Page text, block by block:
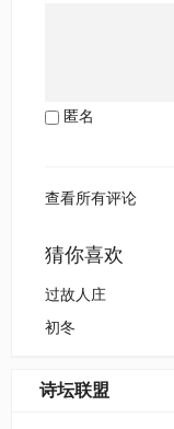
匿名
查看所有评论
猜你喜欢
过故人庄
初冬
诗坛联盟